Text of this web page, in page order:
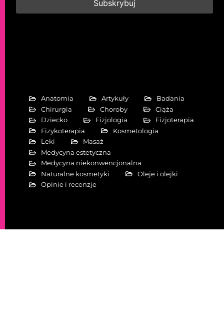
Anatomia Artykuły
Badania
Chirurgia
Choroby
Ciąża
Dziecko
Fizjologia
Fizjoterapia
Fizykoterapia
Kosmetologia
Leki
Masaż
Medycyna estetyczna
Medycyna niekonwencjonalna
Naturalne kosmetyki
Oleje i olejki
Opinie i recenzje